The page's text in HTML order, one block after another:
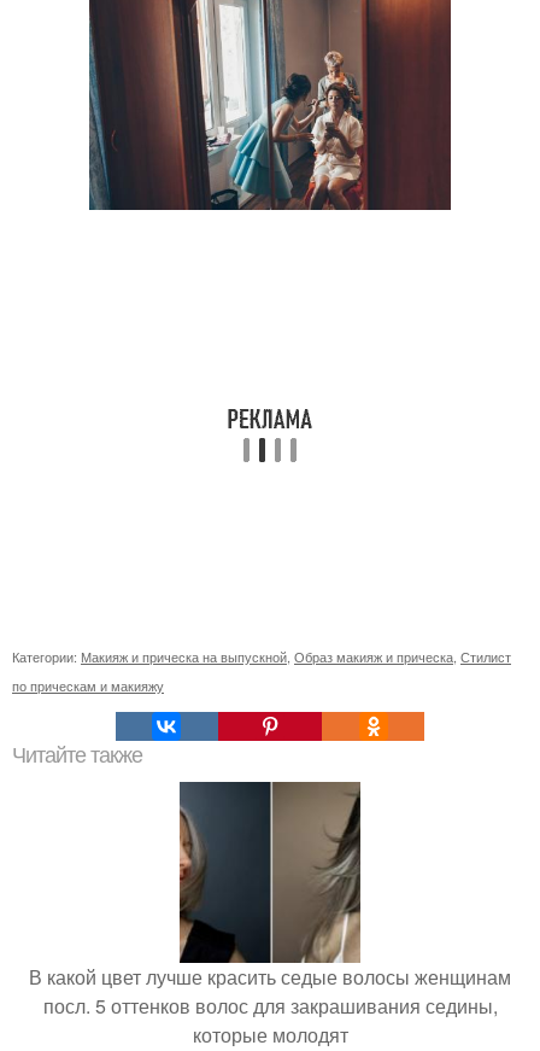
Категории: Макияж и прическа на выпускной, Образ макияж и прическа, Стилист
по прическам и макияжу
Читайте также
В какой цвет лучше красить седые волосы женщинам
посл. 5 оттенков волос для закрашивания седины,
которые молодят